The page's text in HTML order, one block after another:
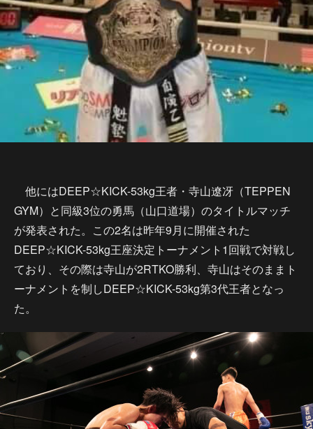
他にはDEEP☆KICK-53kg王者・寺山遼冴（TEPPEN
GYM）と同級3位の勇馬（山口道場）のタイトルマッチ
が発表された。この2名は昨年9月に開催された
DEEP☆KICK-53kg王座決定トーナメント1回戦で対戦し
ており、その際は寺山が2RTKO勝利、寺山はそのままト
ーナメントを制しDEEP☆KICK-53kg第3代王者となっ
た。